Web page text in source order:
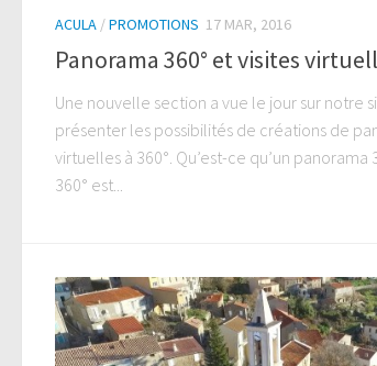
ACULA /PROMOTIONS 17 MAR, 2016
Panorama 360° et visites
Une nouvelle section a vue le jour sur notre
présenter les possibilités de créations de
virtuelles à 360°. Qu’est-ce qu’un panorama
360° est...